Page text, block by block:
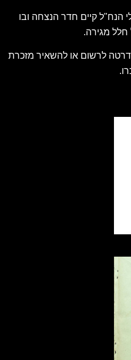
קיים חדר הנצחה ובו
מגירה.
לרשום או להשאיר מזכרת